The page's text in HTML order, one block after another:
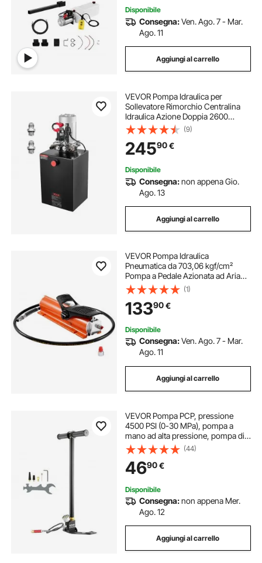
Disponibile
Consegna:Ven. Ago. 7 - Mar.
Ago. 11
Aggiungi al carrello
VEVOR Pompa Idraulica per
Sollevatore Rimorchio Centralina
Idraulica Azione Doppia 2600
giri/min Flusso 3,4L/min, Pompa
per Rimorchio Piattaforma con
Serbatoio d'Olio in Metallo da
Officina
(9)
24590€
Disponibile
Consegna:non appena Gio.
Ago. 13
Aggiungi al carrello
VEVOR Pompa Idraulica
Pneumatica da 703,06 kgf/cm²
Pompa a Pedale Azionata ad Aria
con Guscio Metallico, Serbatoio
0,69 L Uscita Olio NPT 16,66 mm
Ingresso NPT 13,7 mm per
Attrezzature Aerospaziali
(1)
13390€
Disponibile
Consegna:Ven. Ago. 7 - Mar.
Ago. 11
Aggiungi al carrello
VEVOR Pompa PCP, pressione
4500 PSI (0-30 MPa), pompa a
mano ad alta pressione, pompa di
gonfiaggio dell'aria a 3 stadi,
pompa con staffa di ricarica PCP,
raffreddata ad acqua, nero, acciaio
inossidab
(44)
4690€
Disponibile
Consegna:non appena Mer.
Ago. 12
Aggiungi al carrello